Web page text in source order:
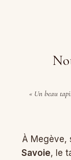
« Un beau
À Megève,
Savoie, le